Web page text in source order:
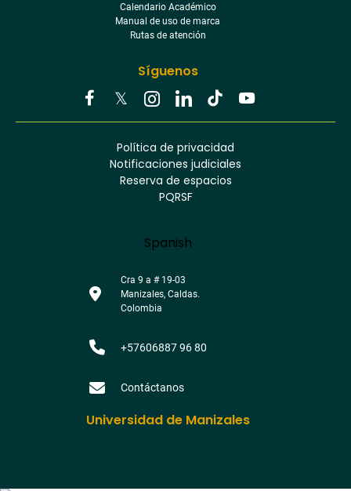
Síguenos
TwitterInstagramLinkedinTiktokYoutube
Calendario Académico
Manual de uso de marca
Rutas de atención
Política de privacidad
Notificaciones judiciales
Reserva de espacios
PQRSF
Language
Spanish
Cra 9 a # 19-03
Manizales, Caldas.
Colombia
+57606887 96 80
Contáctanos
Universidad de Manizales